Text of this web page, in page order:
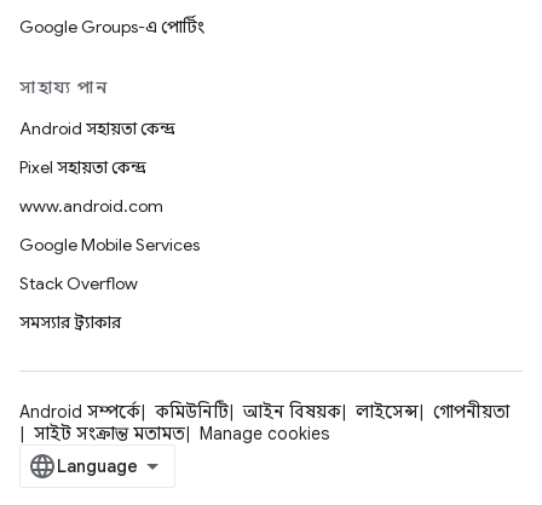
Google Groups-এ পোর্টিং
সাহায্য পান
Android সহায়তা কেন্দ্র
Pixel সহায়তা কেন্দ্র
www.android.com
Google Mobile Services
Stack Overflow
সমস্যার ট্র্যাকার
Android সম্পর্কে কমিউনিটি আইন বিষয়ক লাইসেন্স
গোপনীয়তা
সাইট সংক্রান্ত মতামত
Manage cookies